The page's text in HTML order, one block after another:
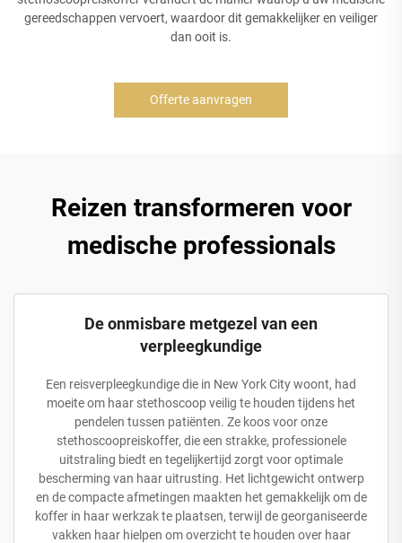
gereedschappen vervoert, waardoor dit gemakkelijker en veiliger
dan ooit is.
Offerte aanvragen
Reizen transformeren voor
medische professionals
De onmisbare metgezel van een
verpleegkundige
Een reisverpleegkundige die in New York City woont, had
moeite om haar stethoscoop veilig te houden tijdens het
pendelen tussen patiënten. Ze koos voor onze
stethoscoopreiskoffer, die een strakke, professionele
uitstraling biedt en tegelijkertijd zorgt voor optimale
bescherming van haar uitrusting. Het lichtgewicht ontwerp
en de compacte afmetingen maakten het gemakkelijk om de
koffer in haar werkzak te plaatsen, terwijl de georganiseerde
vakken haar hielpen om overzicht te houden over haar